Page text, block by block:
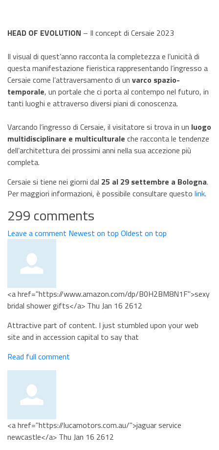
HEAD OF EVOLUTION – Il concept di Cersaie 2023
Il visual di quest’anno racconta la completezza e l’unicità di
questa manifestazione fieristica rappresentando l’ingresso a
Cersaie come l’attraversamento di un varco spazio-
temporale, un portale che ci porta al contempo nel futuro, in
tanti luoghi e attraverso diversi piani di conoscenza.
Varcando l’ingresso di Cersaie, il visitatore si trova in un luogo
multidisciplinare e multiculturale che racconta le tendenze
dell’architettura dei prossimi anni nella sua accezione più
completa.
Cersaie si tiene nei giorni dal 25 al 29 settembre a Bologna.
Per maggiori informazioni, è possibile consultare questo link.
299 comments
Leave a comment Newest on top Oldest on top
<a href="https://www.amazon.com/dp/B0H2BM8N1F">sexy
bridal shower gifts</a> Thu Jan 16 2612
Attractive part of content. I just stumbled upon your web
site and in accession capital to say that
Read full comment
<a href="https://lucamotors.com.au/">jaguar service
newcastle</a> Thu Jan 16 2612